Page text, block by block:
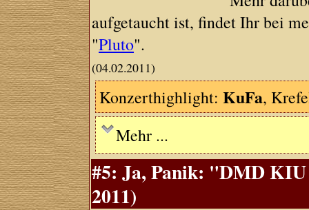
aufgetaucht ist, findet Ihr bei
"Pluto".
(04.02.2011)
Konzerthighlight:KuFa,
Mehr ...
#5: Ja, Panik: "DMD
2011)